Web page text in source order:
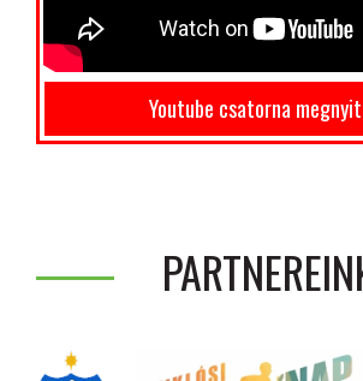
Youtube csatorna